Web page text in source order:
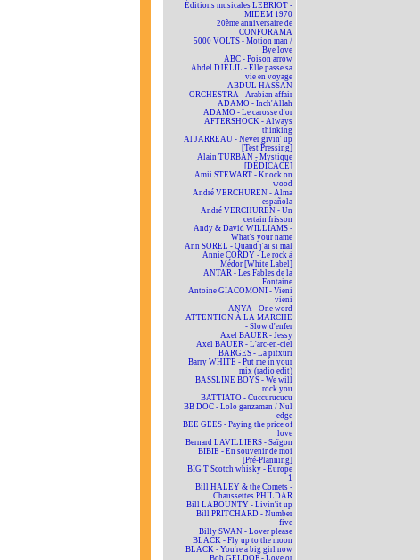
Éditions musicales LEBRIOT -
MIDEM 1970
20ème anniversaire de
CONFORAMA
5000 VOLTS - Motion man /
Bye love
ABC - Poison arrow
Abdel DJELIL - Elle passe sa
vie en voyage
ABDUL HASSAN
ORCHESTRA - Arabian affair
ADAMO - Inch'Allah
ADAMO - Le carosse d'or
AFTERSHOCK - Always
thinking
Al JARREAU - Never givin' up
[Test Pressing]
Alain TURBAN - Mystique
[DÉDICACÉ]
Amii STEWART - Knock on
wood
André VERCHUREN - Alma
española
André VERCHUREN - Un
certain frisson
Andy & David WILLIAMS -
What's your name
Ann SOREL - Quand j'ai si mal
Annie CORDY - Le rock à
Médor [White Label]
ANTAR - Les Fables de la
Fontaine
Antoine GIACOMONI - Vieni
vieni
ANYA - One word
ATTENTION À LA MARCHE
- Slow d'enfer
Axel BAUER - Jessy
Axel BAUER - L'arc-en-ciel
BARGES - La pitxuri
Barry WHITE - Put me in your
mix (radio edit)
BASSLINE BOYS - We will
rock you
BATTIATO - Cuccurucucu
BB DOC - Lolo ganzaman / Nul
edge
BEE GEES - Paying the price of
love
Bernard LAVILLIERS - Saïgon
BIBIE - En souvenir de moi
[Pré-Planning]
BIG T Scotch whisky - Europe
1
Bill HALEY & the Comets -
Chaussettes PHILDAR
Bill LABOUNTY - Livin'it up
Bill PRITCHARD - Number
five
Billy SWAN - Lover please
BLACK - Fly up to the moon
BLACK - You're a big girl now
Bob GELDOF - Love or